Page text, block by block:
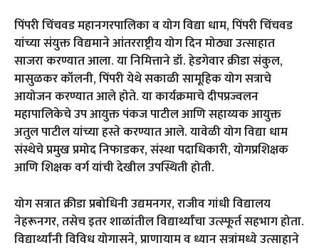
पिंपरी चिंचवड महानगरपालिका व योग विद्या धाम, पिंपरी चिंचवड
यांच्या संयुक्त विद्यमाने आंतरराष्ट्रीय योग दिन मोठ्या उत्साहात
साजरा करण्यात आला. या निमित्ताने डॉ. हेडगेवार क्रीडा संकुल,
मासुळकर कॉलनी, पिंपरी येथे सकाळी सामूहिक योग सत्राचे
आयोजन करण्यात आले होते. या कार्यक्रमाचे दीपप्रज्वलन
महापालिकेचे उप आयुक्त पंकज पाटील आणि सहाय्यक आयुक्त
अतुल पाटील यांच्या हस्ते करण्यात आले. यावेळी योग विद्या धाम
संस्थेचे प्रमुख प्रमोद निफाडकर, संस्था पदाधिकारी, योगप्रशिक्षक
आणि शिक्षक वर्ग यांची देखील उपस्थिती होती.
योग सत्रात क्रीडा प्रबोधिनी उद्यमनगर, राजीव गांधी विद्यालय
नेहरूनगर, तसेच इतर शाळांतील विद्यार्थ्यांचा उत्स्फूर्त सहभाग होता.
विद्यार्थ्यांनी विविध योगासने, प्राणायाम व ध्यान सत्रांमध्ये उत्साहाने